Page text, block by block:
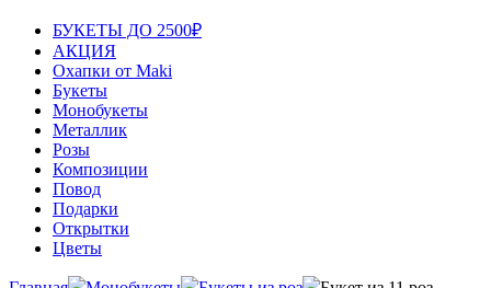
БУКЕТЫ ДО 2500₽
АКЦИЯ
Охапки от Maki
Букеты
Монобукеты
Металлик
Розы
Композиции
Повод
Подарки
Открытки
Цветы